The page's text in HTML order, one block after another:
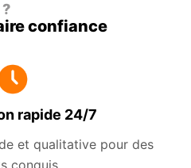
confiance
rapide 24/7
et qualitative pour des
conquis